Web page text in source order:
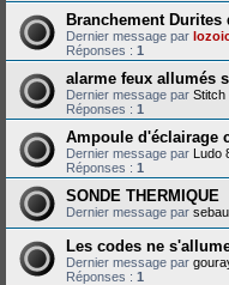
Branchement
Dernier message par
Réponses : 1
alarme feux allumés
Dernier message par Stitch
Réponses : 1
Ampoule d'éclairage
Dernier message par Ludo
Réponses : 1
SONDE THERMIQUE
Dernier message par
Les codes ne
Dernier message par
Réponses : 1